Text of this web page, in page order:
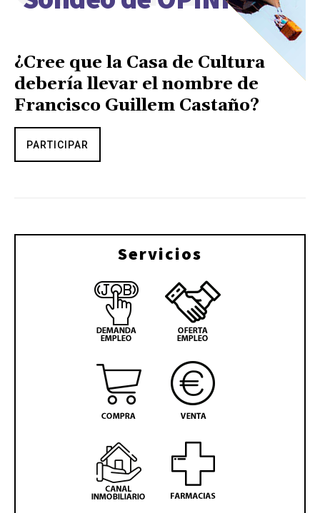
¿Cree que la Casa de Cultura
debería llevar el nombre de
Francisco Guillem Castaño?
PARTICIPAR
Servicios